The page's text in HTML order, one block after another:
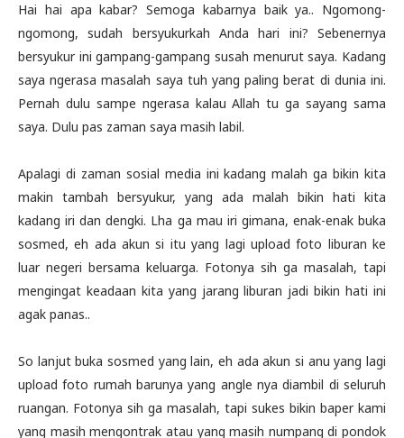
Hai hai apa kabar? Semoga kabarnya baik ya.. Ngomong-
ngomong, sudah bersyukurkah Anda hari ini? Sebenernya
bersyukur ini gampang-gampang susah menurut saya. Kadang
saya ngerasa masalah saya tuh yang paling berat di dunia ini.
Pernah dulu sampe ngerasa kalau Allah tu ga sayang sama
saya. Dulu pas zaman saya masih labil.
Apalagi di zaman sosial media ini kadang malah ga bikin kita
makin tambah bersyukur, yang ada malah bikin hati kita
kadang iri dan dengki. Lha ga mau iri gimana, enak-enak buka
sosmed, eh ada akun si itu yang lagi upload foto liburan ke
luar negeri bersama keluarga. Fotonya sih ga masalah, tapi
mengingat keadaan kita yang jarang liburan jadi bikin hati ini
agak panas..
So lanjut buka sosmed yang lain, eh ada akun si anu yang lagi
upload foto rumah barunya yang angle nya diambil di seluruh
ruangan. Fotonya sih ga masalah, tapi sukes bikin baper kami
yang masih mengontrak atau yang masih numpang di pondok